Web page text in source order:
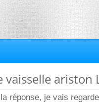
vaisselle ariston
réponse, je vais